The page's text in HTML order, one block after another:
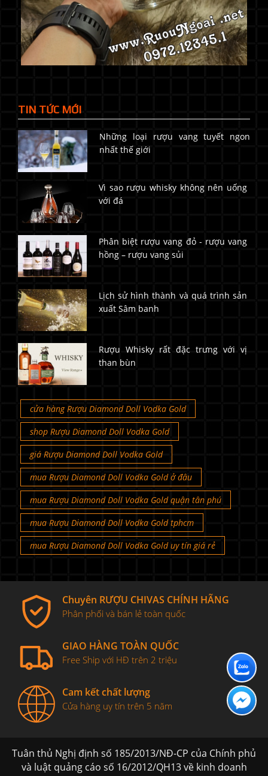
TIN TỨC MỚI
Những loại rượu vang tuyết ngon
nhất thế giới
Vì sao rượu whisky không nên uống
với đá
Phân biệt rượu vang đỏ - rượu vang
hồng – rượu vang sủi
Lịch sử hình thành và quá trình sản
xuất Sâm banh
Rượu Whisky rất đặc trưng với vị
than bùn
cửa hàng Rượu Diamond Doll Vodka Gold
shop Rượu Diamond Doll Vodka Gold
giá Rượu Diamond Doll Vodka Gold
mua Rượu Diamond Doll Vodka Gold ở đâu
mua Rượu Diamond Doll Vodka Gold quận tân phú
mua Rượu Diamond Doll Vodka Gold tphcm
mua Rượu Diamond Doll Vodka Gold uy tín giá rẻ
Chuyên RƯỢU CHIVAS CHÍNH HÃNG
Phân phối và bán lẻ toàn quốc
GIAO HÀNG TOÀN QUỐC
Free Ship với HĐ trên 2 triệu
Cam kết chất lượng
Cửa hàng uy tín trên 5 năm
Tuân thủ Nghị định số 185/2013/NĐ-CP của Chính phủ
và luật quảng cáo số 16/2012/QH13 về kinh doanh